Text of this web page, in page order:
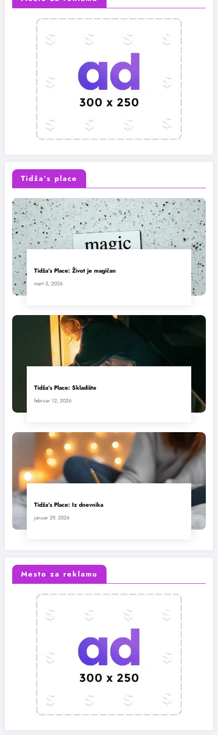
Tidža’s place
Tidža’s Place: Život je magičan
mart 5, 2026
Tidža’s Place: Skladište
februar 12, 2026
Tidža’s Place: Iz dnevnika
januar 29, 2026
Mesto za reklamu